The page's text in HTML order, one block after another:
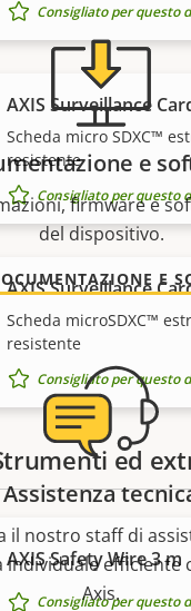
Consigliato per questo
AXIS Surveillance
Scheda micro SDXC™
resistente
Consigliato per questo
AXIS Surveillance
Scheda microSDXC™
resistente
Consigliato per questo
ed
AXIS Safety Wire 3 m
Consigliato per questo
e
firmware e
del dispositivo.
E
Assistenza
il nostro staff di
individuale efficiente
Axis.